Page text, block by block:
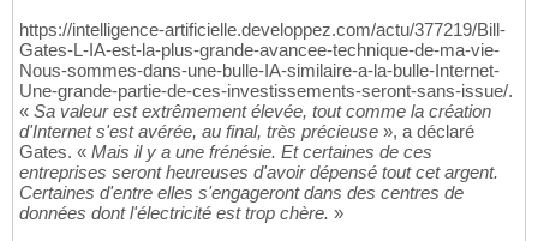
https://intelligence-artificielle.developpez.com/actu/377219/Bill-
Gates-L-IA-est-la-plus-grande-avancee-technique-de-ma-vie-
Nous-sommes-dans-une-bulle-IA-similaire-a-la-bulle-Internet-
Une-grande-partie-de-ces-investissements-seront-sans-issue/.
« Sa valeur est extrêmement élevée, tout comme la création
d'Internet s'est avérée, au final, très précieuse », a déclaré
Gates. « Mais il y a une frénésie. Et certaines de ces
entreprises seront heureuses d'avoir dépensé tout cet argent.
Certaines d'entre elles s'engageront dans des centres de
données dont l'électricité est trop chère. »